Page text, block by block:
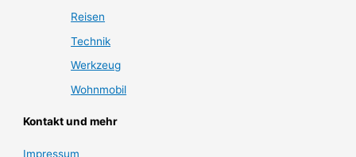
Reisen
Technik
Werkzeug
Wohnmobil
Kontakt und mehr
Impressum